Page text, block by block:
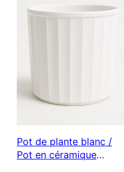
Pot de plante blanc /
Pot en céramique